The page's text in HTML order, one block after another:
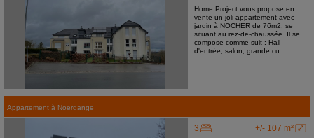
Home Project vous propose en
vente un joli appartement avec
jardin à NOCHER de 76m2, se
situant au rez-de-chaussée. Il se
compose comme suit : Hall
d'entrée, salon, grande cu...
Appartement à Noerdange
+/- 107 m²
3